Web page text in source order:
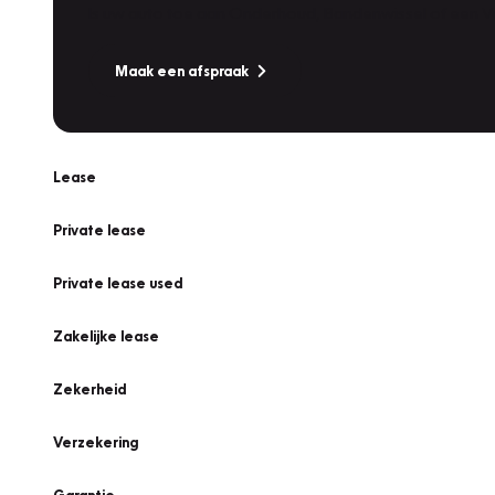
Maak een afspraak
Lease
Private lease
Private lease used
Zakelijke lease
Zekerheid
Verzekering